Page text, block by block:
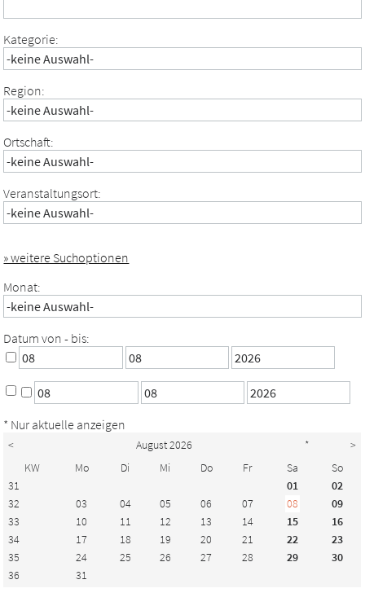
Kategorie:
Region:
Ortschaft:
Veranstaltungsort:
» weitere Suchoptionen
Monat:
Datum von - bis:
* Nur aktuelle anzeigen
< August 2026 *
>
KW
Mo Di Mi Do Fr Sa
So
31
01
02
32
03 04 05 06 07 08
09
33
10 11 12 13 14 15
16
34
17 18 19 20 21 22
23
35
24 25 26 27 28 29
30
36
31